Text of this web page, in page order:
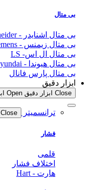
بی متال
بی متال اشنایدر - Schneider
بی متال زیمنس - Siemens
بی متال ال اس- LS
بی متال هیوندا - Hyundai
بی متال پارس فانال
ابزار دقیق
Close ابزار دقیق Open ابزار دقیق
ترانسمیتر Close ترانسمیتر
فشار
قلمی
اختلاف فشار
هارت - Hart